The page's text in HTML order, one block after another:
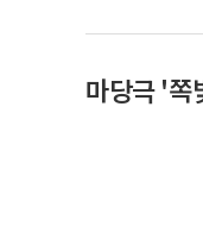
마당극 '쪽